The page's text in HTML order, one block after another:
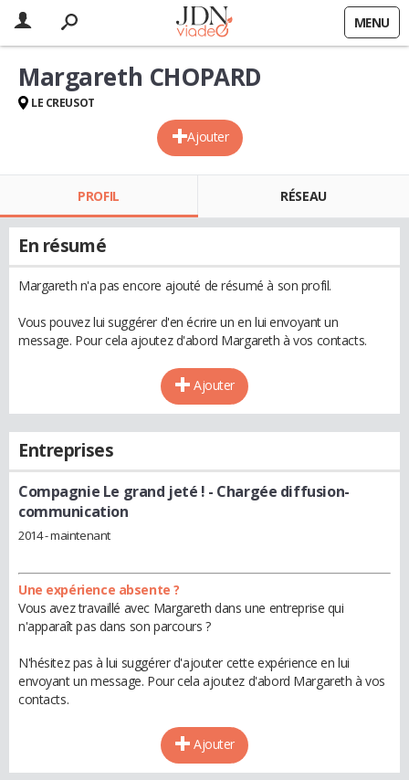
MENU
Ajouter
Margareth CHOPARD
LE CREUSOT
PROFIL RÉSEAU
En résumé
Margareth n'a pas encore ajouté de résumé à son profil.
Vous pouvez lui suggérer d'en écrire un en lui envoyant un
message. Pour cela ajoutez d'abord Margareth à vos contacts.
Ajouter
Entreprises
Compagnie Le grand jeté ! - Chargée diffusion-
communication
2014 - maintenant
Une expérience absente ?
Vous avez travaillé avec Margareth dans une entreprise qui
n'apparaît pas dans son parcours ?
N'hésitez pas à lui suggérer d'ajouter cette expérience en lui
envoyant un message. Pour cela ajoutez d'abord Margareth à vos
contacts.
Ajouter